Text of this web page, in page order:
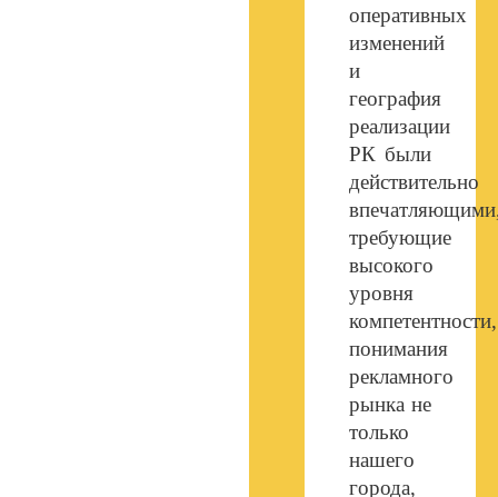
оперативных
изменений
и
география
реализации
РК были
действительно
требующие
высокого
уровня
компетентности,
понимания
рекламного
рынка не
только
нашего
города,